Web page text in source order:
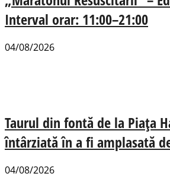
Interval orar: 11:00–21:00
04/08/2026
Taurul din fontă de la Piața
întârziată în a fi amplasată
04/08/2026